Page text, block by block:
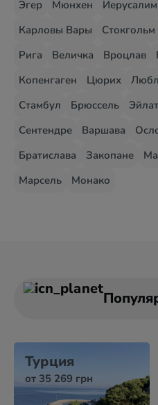
Эгер
Мюнхен Иерусалим
Карловы Вары
Стокгольм
Рига
Величка Вроцлав
Копенгаген
Цюрих
Стамбул
Брюссель Эйлат
Сентендре
Варшава
Братислава
Закопане
Марсель
Монако
Турция
от 35 269 грн